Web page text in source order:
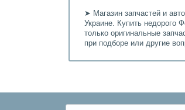
➤ Магазин запчастей и
Украине. Купить недорого
только оригинальные
при подборе или другие